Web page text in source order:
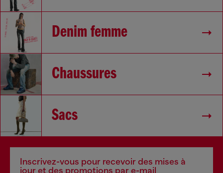
Denim femme
Chaussures
Sacs
Inscrivez-vous pour recevoir des mises à
jour et des promotions par e-mail